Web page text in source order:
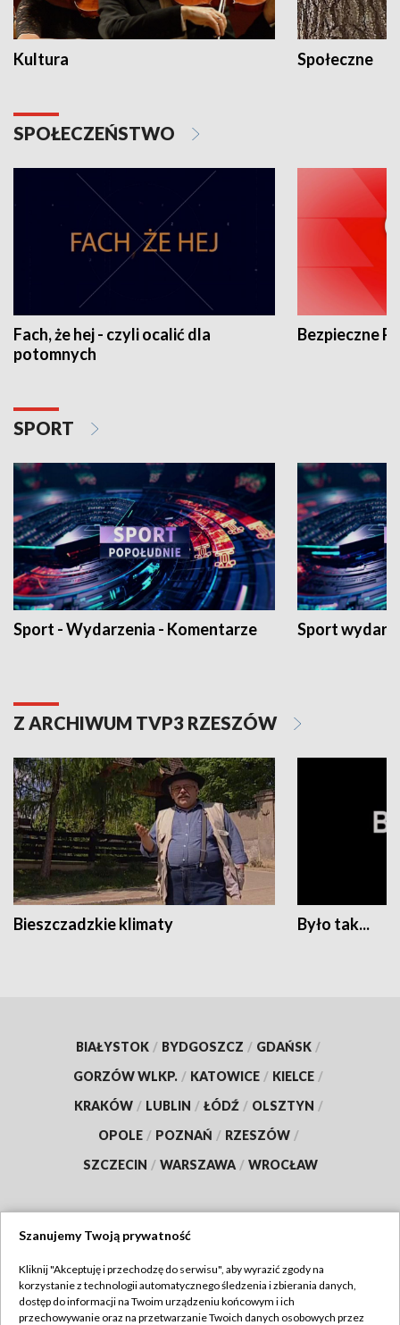
Kultura Społeczne
SPOŁECZEŃSTWO
Fach, że hej - czyli ocalić dla
potomnych
Bezpieczne
SPORT
Sport - Wydarzenia - Komentarze Sport
Z ARCHIWUM TVP3 RZESZÓW
Bieszczadzkie klimaty Było tak...
BIAŁYSTOK / BYDGOSZCZ / GDAŃSK /
GORZÓW WLKP. / KATOWICE / KIELCE /
KRAKÓW / LUBLIN / ŁÓDŹ / OLSZTYN /
OPOLE / POZNAŃ / RZESZÓW /
SZCZECIN / WARSZAWA / WROCŁAW
TVP
Abonament TVP
Szanujemy Twoją prywatność
Kliknij "Akceptuję i przechodzę do serwisu", aby wyrazić zgody na
korzystanie z technologii automatycznego śledzenia i zbierania danych,
dostęp do informacji na Twoim urządzeniu końcowym i ich
przechowywanie oraz na przetwarzanie Twoich danych osobowych przez